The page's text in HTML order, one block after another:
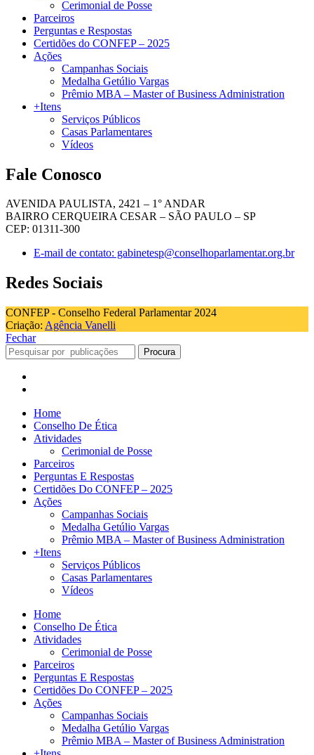
Cerimonial de Posse
Parceiros
Perguntas e Respostas
Certidões do CONFEP – 2025
Ações
Campanhas Sociais
Medalha Getúlio Vargas
Prêmio MBA – Master of Business Administration
+Itens
Serviços Públicos
Casas Parlamentares
Vídeos
Fale Conosco
AVENIDA PAULISTA, 2421 – 1° ANDAR
BAIRRO CERQUEIRA CESAR – SÃO PAULO – SP
CEP: 01311-300
E-mail de contato: gabinetesp@conselhoparlamentar.org.br
Redes Sociais
CONFEP - Conselho Federal Parlamentar 2024
Criação: Agência Vanelli
Fechar
Procura
Home
Conselho De Ética
Atividades
Cerimonial de Posse
Parceiros
Perguntas E Respostas
Certidões Do CONFEP – 2025
Ações
Campanhas Sociais
Medalha Getúlio Vargas
Prêmio MBA – Master of Business Administration
+Itens
Serviços Públicos
Casas Parlamentares
Vídeos
Home
Conselho De Ética
Atividades
Cerimonial de Posse
Parceiros
Perguntas E Respostas
Certidões Do CONFEP – 2025
Ações
Campanhas Sociais
Medalha Getúlio Vargas
Prêmio MBA – Master of Business Administration